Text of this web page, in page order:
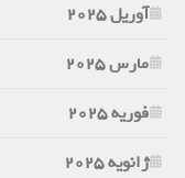
آوریل 2025
مارس 2025
فوریه 2025
ژانویه 2025